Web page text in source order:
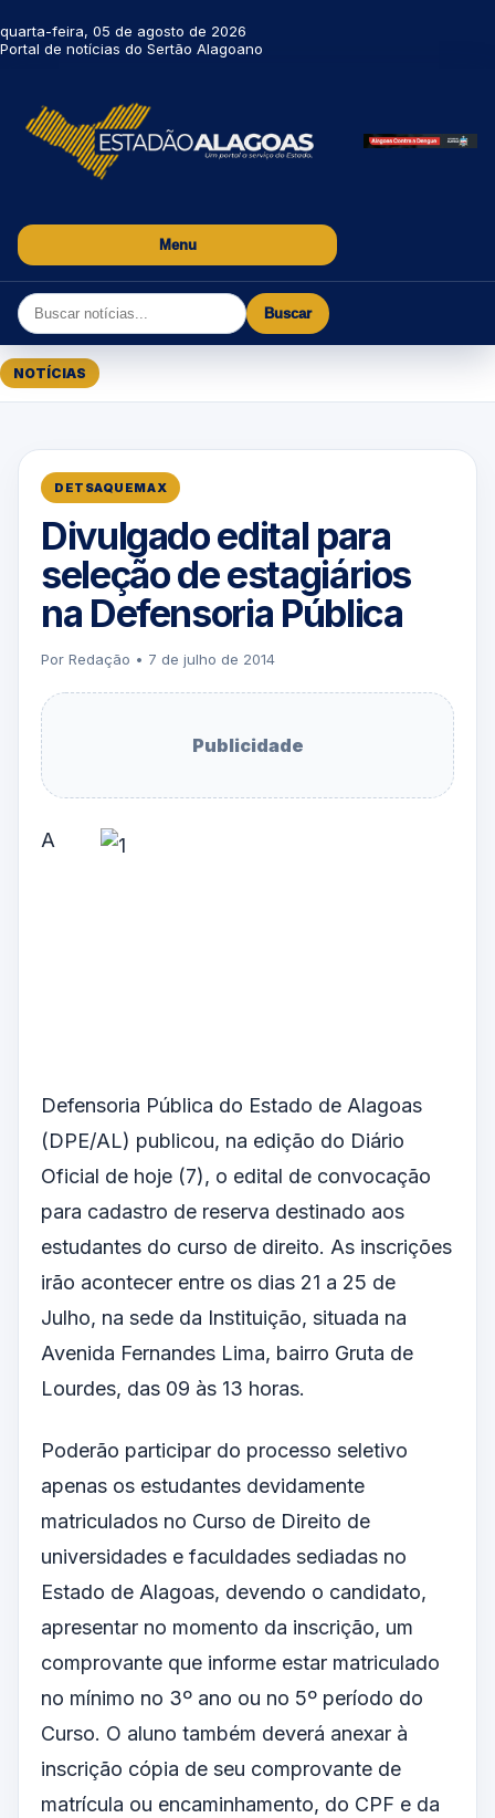
quarta-feira, 05 de agosto de 2026
Portal de notícias do Sertão Alagoano
Menu
Buscar
NOTÍCIAS
DETSAQUEMAX
Divulgado edital para
seleção de estagiários
na Defensoria Pública
Por Redação • 7 de julho de 2014
Publicidade
A
Defensoria Pública do Estado de Alagoas
(DPE/AL) publicou, na edição do Diário
Oficial de hoje (7), o edital de convocação
para cadastro de reserva destinado aos
estudantes do curso de direito. As inscrições
irão acontecer entre os dias 21 a 25 de
Julho, na sede da Instituição, situada na
Avenida Fernandes Lima, bairro Gruta de
Lourdes, das 09 às 13 horas.
Poderão participar do processo seletivo
apenas os estudantes devidamente
matriculados no Curso de Direito de
universidades e faculdades sediadas no
Estado de Alagoas, devendo o candidato,
apresentar no momento da inscrição, um
comprovante que informe estar matriculado
no mínimo no 3º ano ou no 5º período do
Curso. O aluno também deverá anexar à
inscrição cópia de seu comprovante de
matrícula ou encaminhamento, do CPF e da